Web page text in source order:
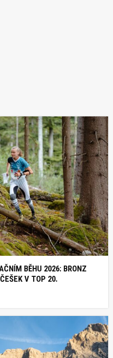
BĚHU 2026: BRONZ
V TOP 20.